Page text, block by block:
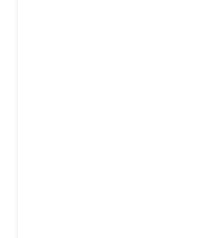
زمانی که دوباره دیدگاهی